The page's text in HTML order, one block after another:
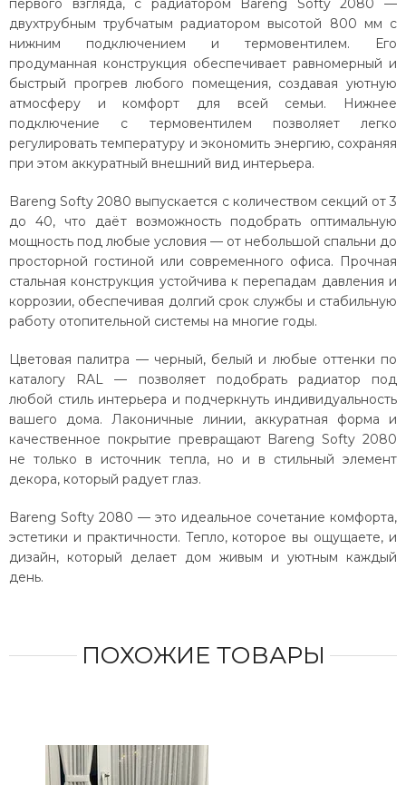
первого взгляда, с радиатором Bareng Softy 2080 —
двухтрубным трубчатым радиатором высотой 800 мм с
нижним подключением и термовентилем. Его
продуманная конструкция обеспечивает равномерный и
быстрый прогрев любого помещения, создавая уютную
атмосферу и комфорт для всей семьи. Нижнее
подключение с термовентилем позволяет легко
регулировать температуру и экономить энергию, сохраняя
при этом аккуратный внешний вид интерьера.
Bareng Softy 2080 выпускается с количеством секций от 3
до 40, что даёт возможность подобрать оптимальную
мощность под любые условия — от небольшой спальни до
просторной гостиной или современного офиса. Прочная
стальная конструкция устойчива к перепадам давления и
коррозии, обеспечивая долгий срок службы и стабильную
работу отопительной системы на многие годы.
Цветовая палитра — черный, белый и любые оттенки по
каталогу RAL — позволяет подобрать радиатор под
любой стиль интерьера и подчеркнуть индивидуальность
вашего дома. Лаконичные линии, аккуратная форма и
качественное покрытие превращают Bareng Softy 2080
не только в источник тепла, но и в стильный элемент
декора, который радует глаз.
Bareng Softy 2080 — это идеальное сочетание комфорта,
эстетики и практичности. Тепло, которое вы ощущаете, и
дизайн, который делает дом живым и уютным каждый
день.
ПОХОЖИЕ ТОВАРЫ